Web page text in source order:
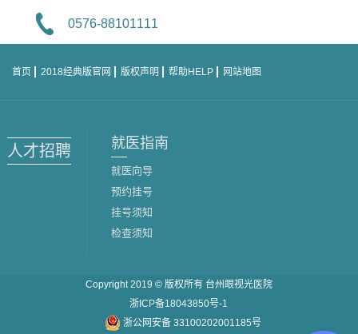
0576-88101111
首页 2018经典版官网 版权声明 帮助HELP 网站地图
人才招聘 就医指南
就医向导
预约挂号
挂号须知
检查须知
Copyright 2019 © 版权所有 台州眼视光医院
浙ICP备18043850号-1
浙公网安备 33100202001185号